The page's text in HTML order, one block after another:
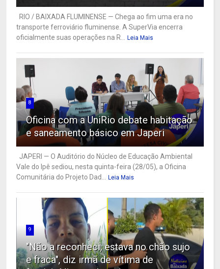
RIO / BAIXADA FLUMINENSE — Chega ao fim uma era no
transporte ferroviário fluminense. A SuperVia encerra
oficialmente suas operações na R...
Leia Mais
8
Oficina com a UniRio debate habitação
e saneamento básico em Japeri
JAPERI — O Auditório do Núcleo de Educação Ambiental
Vale do Ipê sediou, nesta quinta-feira (28/05), a Oficina
Comunitária do Projeto Dad...
Leia Mais
9
"Não a reconheci, estava no chão sujo
e fraca", diz irmã de vítima de